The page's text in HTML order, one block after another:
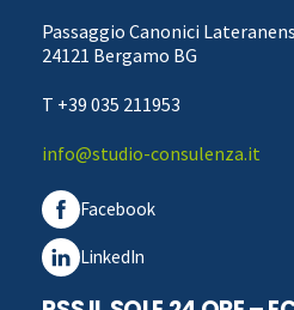
Passaggio Canonici
24121 Bergamo BG
T +39 035 211953
info@studio-consulenza.it
Facebook
LinkedIn